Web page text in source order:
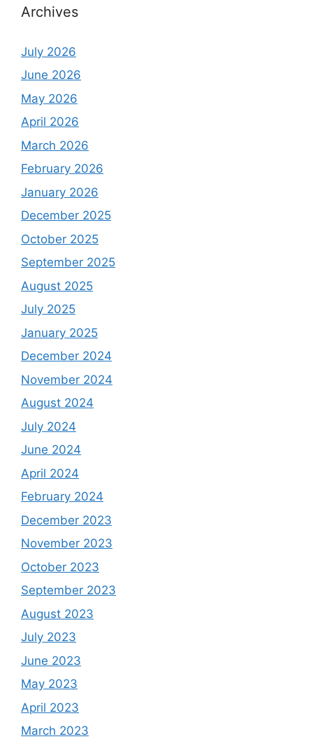
Archives
July 2026
June 2026
May 2026
April 2026
March 2026
February 2026
January 2026
December 2025
October 2025
September 2025
August 2025
July 2025
January 2025
December 2024
November 2024
August 2024
July 2024
June 2024
April 2024
February 2024
December 2023
November 2023
October 2023
September 2023
August 2023
July 2023
June 2023
May 2023
April 2023
March 2023